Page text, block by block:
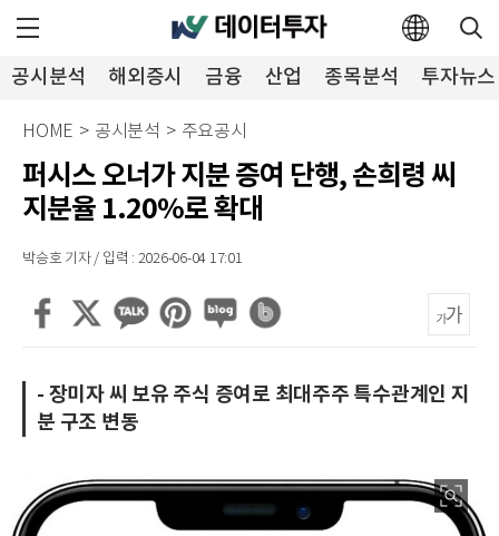
공시분석 해외증시 금융 산업 종목분석 투자뉴스
HOME > 공시분석 > 주요공시
퍼시스 오너가 지분 증여 단행, 손희령 씨
지분율 1.20%로 확대
박승호 기자 / 입력 : 2026-06-04 17:01
- 장미자 씨 보유 주식 증여로 최대주주 특수관계인 지
분 구조 변동